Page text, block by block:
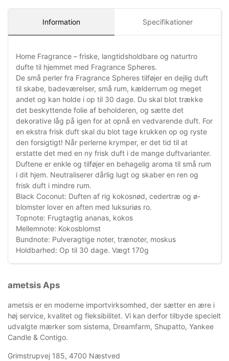
Information Specifikationer
Home Fragrance – friske, langtidsholdbare og naturtro
dufte til hjemmet med Fragrance Spheres.
De små perler fra Fragrance Spheres tilføjer en dejlig duft
til skabe, badeværelser, små rum, kælderrum og meget
andet og kan holde i op til 30 dage. Du skal blot trække
det beskyttende folie af beholderen, og sætte det
dekorative låg på igen for at opnå en vedvarende duft. For
en ekstra frisk duft skal du blot tage krukken op og ryste
den forsigtigt! Når perlerne krymper, er det tid til at
erstatte det med en ny frisk duft i de mange duftvarianter.
Duftene er enkle og tilføjer en behagelig aroma til små rum
i dit hjem. Neutraliserer dårlig lugt og skaber en ren og
frisk duft i mindre rum.
Black Coconut: Duften af rig kokosnød, cedertræ og ø-
blomster lover en aften med luksuriøs ro.
Topnote: Frugtagtig ananas, kokos
Mellemnote: Kokosblomst
Bundnote: Pulveragtige noter, trænoter, moskus
Holdbarhed: Op til 30 dage. Vægt 170g
ametsis Aps
ametsis er en moderne importvirksomhed, der sætter en ære i
høj service, kvalitet og fleksibilitet. Vi kan derfor tilbyde specielt
udvalgte mærker som sistema, Dreamfarm, Shupatto, Yankee
Candle & Contigo.
Grimstrupvej 185, 4700 Næstved